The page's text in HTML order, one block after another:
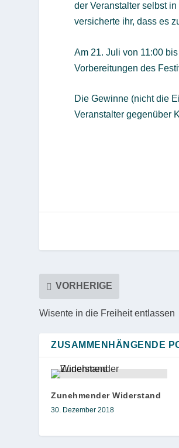
der Veranstalter selbst
versicherte ihr, dass es
Am 21. Juli von 11:00
Vorbereitungen des
Die Gewinne (nicht die
Veranstalter gegenüber
VORHERIGE
Wisente in die Freiheit entlassen
ZUSAMMENHÄNGENDE
Zunehmender Widerstand
30. Dezember 2018